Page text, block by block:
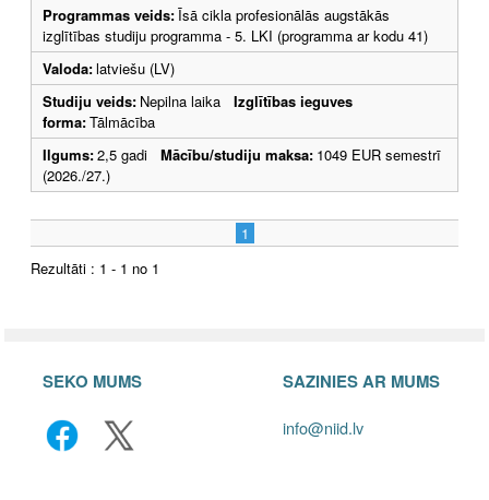
Programmas veids:Īsā cikla profesionālās augstākās
izglītības studiju programma - 5. LKI (programma ar kodu 41)
Valoda:latviešu (LV)
Studiju veids: Nepilna laika Izglītības ieguves
forma:Tālmācība
Ilgums:2,5 gadi Mācību/studiju maksa: 1049 EUR semestrī
(2026./27.)
1
Rezultāti : 1 - 1 no 1
SEKO MUMS SAZINIES AR MUMS
info@niid.lv